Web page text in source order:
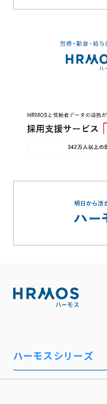
ハーモスシリーズ